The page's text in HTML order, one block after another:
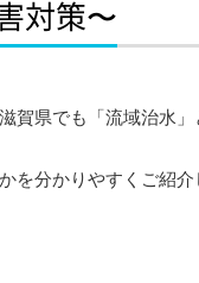
対策〜
賀県でも「流域治水」
を分かりやすくご紹介